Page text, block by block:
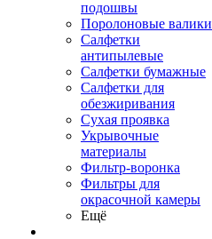
подошвы
Поролоновые валики
Салфетки
антипылевые
Салфетки бумажные
Салфетки для
обезжиривания
Сухая проявка
Укрывочные
материалы
Фильтр-воронка
Фильтры для
окрасочной камеры
Ещё